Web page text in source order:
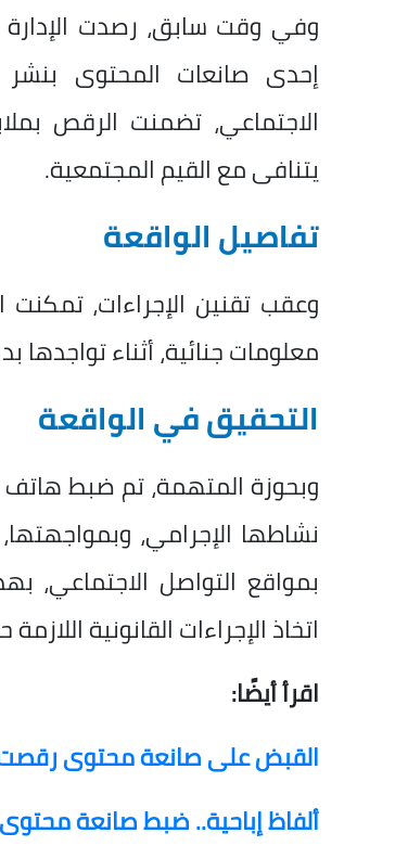
وفي وقت سابق، رصدت الإدارة
إحدى صانعات المحتوى
الاجتماعي، تضمنت الرقص
يتنافى مع القيم المجتمعية.
تفاصيل الواقعة
وعقب تقنين الإجراءات،
معلومات جنائية، أثناء
التحقيق في الواقعة
وبحوزة المتهمة، تم ضبط
نشاطها الإجرامي،
بمواقع التواصل الاجتماعي،
اتخاذ الإجراءات القانونية
اقرأ أيضًا:
القبض على صانعة محتوى رقصت
ألفاظ إباحية.. ضبط صانعة